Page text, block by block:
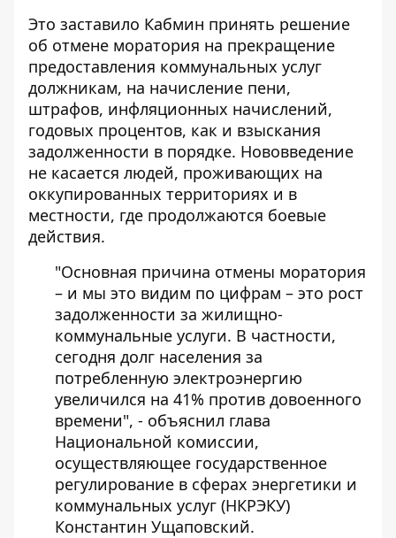
Это заставило Кабмин принять решение
об отмене моратория на прекращение
предоставления коммунальных услуг
должникам, на начисление пени,
штрафов, инфляционных начислений,
годовых процентов, как и взыскания
задолженности в порядке. Нововведение
не касается людей, проживающих на
оккупированных территориях и в
местности, где продолжаются боевые
действия.
"Основная причина отмены моратория
– и мы это видим по цифрам – это рост
задолженности за жилищно-
коммунальные услуги. В частности,
сегодня долг населения за
потребленную электроэнергию
увеличился на 41% против довоенного
времени", - объяснил глава
Национальной комиссии,
осуществляющее государственное
регулирование в сферах энергетики и
коммунальных услуг (НКРЭКУ)
Константин Ущаповский.